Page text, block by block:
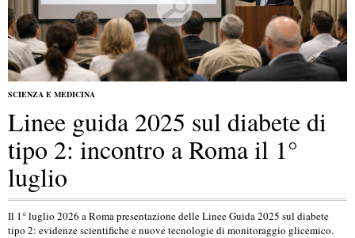
SCIENZA E MEDICINA
Linee guida 2025 sul diabete di
tipo 2: incontro a Roma il 1°
luglio
Il 1° luglio 2026 a Roma presentazione delle Linee Guida 2025 sul diabete
tipo 2: evidenze scientifiche e nuove tecnologie di monitoraggio glicemico.